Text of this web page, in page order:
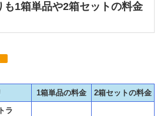
1箱単品や2箱セットの料金
1箱単品の料金
2箱セットの料金
ラ